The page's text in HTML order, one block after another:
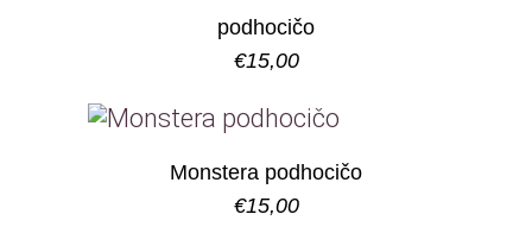
podhocičo
€15,00
Monstera podhocičo
€15,00